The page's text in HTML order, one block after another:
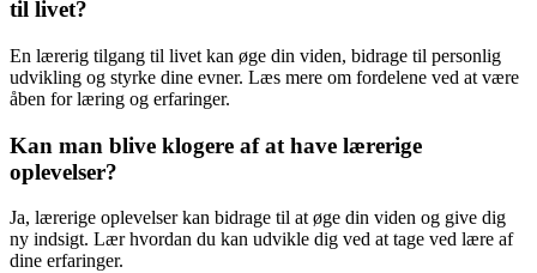
til livet?
En lærerig tilgang til livet kan øge din viden, bidrage til personlig
udvikling og styrke dine evner. Læs mere om fordelene ved at være
åben for læring og erfaringer.
Kan man blive klogere af at have lærerige
oplevelser?
Ja, lærerige oplevelser kan bidrage til at øge din viden og give dig
ny indsigt. Lær hvordan du kan udvikle dig ved at tage ved lære af
dine erfaringer.